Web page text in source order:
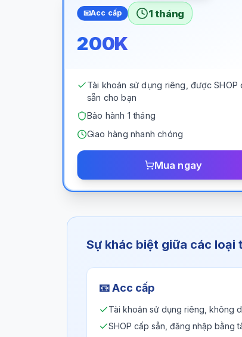
📧Acc cấp 1 tháng
200K
Tài khoản sử dụng riêng, được SHOP
sẵn cho bạn
Bảo hành 1 tháng
Giao hàng nhanh chóng
Mua ngay
Sự khác biệt giữa các loại
📧Acc cấp
Tài khoản sử dụng riêng, không
SHOP cấp sẵn, đăng nhập bằng